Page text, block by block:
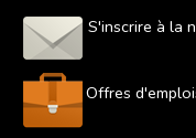
destinations. Les
soumis à un
de train aller et retour
équipes d'animateurs.
Comment se
par Supernova
S'inscrire à la
Offres